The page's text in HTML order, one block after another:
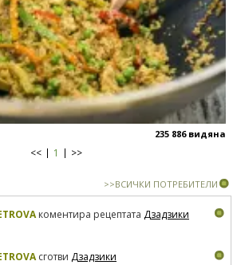
235 886 видяна
<< 1 >>
>>ВСИЧКИ ПОТРЕБИТЕЛИ
коментира рецептата Дзадзики
сготви Дзадзики